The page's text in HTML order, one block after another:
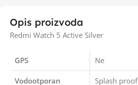
Opis proizvoda
Redmi Watch 5 Active Silver
GPS Ne
Vodootporan Splash proof